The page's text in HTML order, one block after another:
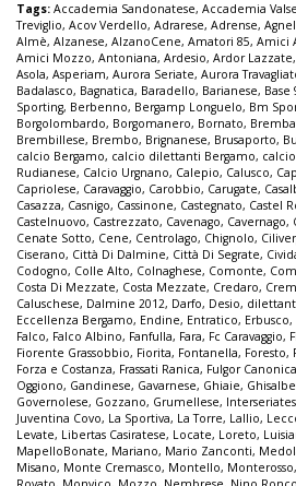
Tags: Accademia Sandonatese, Accademia
Treviglio, Acov Verdello, Adrarese, Adrense,
Almè, Alzanese, AlzanoCene, Amatori 85, Amici
Amici Mozzo, Antoniana, Ardesio, Ardor Lazzate,
Asola, Asperiam, Aurora Seriate, Aurora
Badalasco, Bagnatica, Baradello, Barianese, Base
Sporting, Berbenno, Bergamp Longuelo, Bm
Borgolombardo, Borgomanero, Bornato,
Brembillese, Brembo, Brignanese, Brusaporto,
calcio Bergamo, calcio dilettanti Bergamo,
Rudianese, Calcio Urgnano, Calepio, Calusco,
Capriolese, Caravaggio, Carobbio, Carugate,
Casazza, Casnigo, Cassinone, Castegnato, Castel
Castelnuovo, Castrezzato, Cavenago, Cavernago,
Cenate Sotto, Cene, Centrolago, Chignolo,
Ciserano, Città Di Dalmine, Città Di Segrate,
Codogno, Colle Alto, Colnaghese, Comonte,
Costa Di Mezzate, Costa Mezzate, Credaro,
Caluschese, Dalmine 2012, Darfo, Desio,
Eccellenza Bergamo, Endine, Entratico, Erbusco,
Falco, Falco Albino, Fanfulla, Fara, Fc Caravaggio,
Fiorente Grassobbio, Fiorita, Fontanella, Foresto,
Forza e Costanza, Frassati Ranica, Fulgor Canonica
Oggiono, Gandinese, Gavarnese, Ghiaie,
Governolese, Gozzano, Grumellese,
Juventina Covo, La Sportiva, La Torre, Lallio,
Levate, Libertas Casiratese, Locate, Loreto,
MapelloBonate, Mariano, Mario Zanconti,
Misano, Monte Cremasco, Montello, Monterosso,